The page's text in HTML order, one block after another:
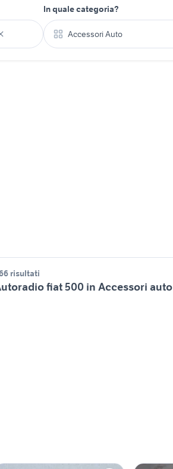
In quale categoria?
Accessori Auto
risultati
fiat 500 in Accessori auto